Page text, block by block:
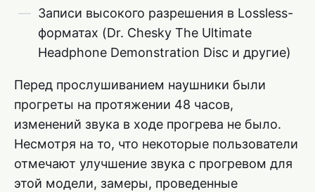
Записи высокого разрешения в Lossless-
форматах (Dr. Chesky The Ultimate
Headphone Demonstration Disc и другие)
Перед прослушиванием наушники были
прогреты на протяжении 48 часов,
изменений звука в ходе прогрева не было.
Несмотря на то, что некоторые пользователи
отмечают улучшение звука с прогревом для
этой модели, замеры, проведенные